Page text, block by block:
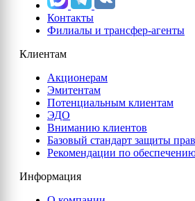
Контакты
Филиалы и трансфер-агенты
Клиентам
Акционерам
Эмитентам
Потенциальным клиентам
ЭДО
Вниманию клиентов
Базовый стандарт защиты
Рекомендации по
Информация